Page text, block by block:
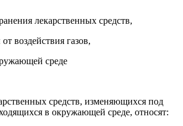
лекарственных средств,
воздействия газов,
среде
средств, изменяющихся под
в окружающей среде, относят: